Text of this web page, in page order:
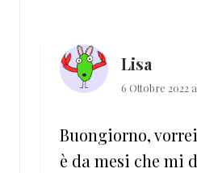
Lisa
6 Ottobre 2022
Buongiorno,
è da mesi che mi